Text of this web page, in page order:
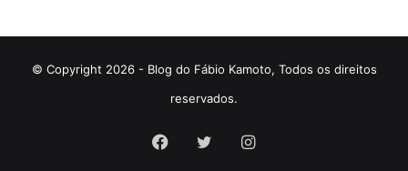
© Copyright 2026 - Blog do Fábio Kamoto, Todos os direitos
reservados.
Facebook
TwitterInstagram